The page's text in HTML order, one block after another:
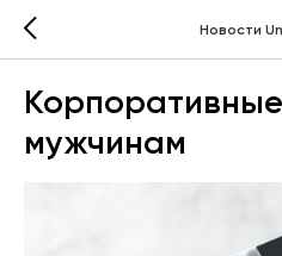
Новости
мужчинам